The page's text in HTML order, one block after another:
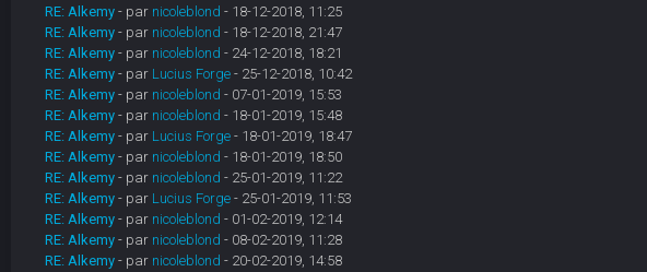
RE: Alkemy - par nicoleblond - 18-12-2018, 11:25
RE: Alkemy - par nicoleblond - 18-12-2018, 21:47
RE: Alkemy - par nicoleblond - 24-12-2018, 18:21
RE: Alkemy - par Lucius Forge- 25-12-2018, 10:42
RE: Alkemy - par nicoleblond - 07-01-2019, 15:53
RE: Alkemy - par nicoleblond - 18-01-2019, 15:48
RE: Alkemy - par Lucius Forge- 18-01-2019, 18:47
RE: Alkemy - par nicoleblond - 18-01-2019, 18:50
RE: Alkemy - par nicoleblond - 25-01-2019, 11:22
RE: Alkemy - par Lucius Forge- 25-01-2019, 11:53
RE: Alkemy - par nicoleblond - 01-02-2019, 12:14
RE: Alkemy - par nicoleblond - 08-02-2019, 11:28
RE: Alkemy - par nicoleblond - 20-02-2019, 14:58